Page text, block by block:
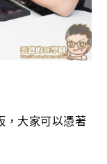
，大家可以憑著